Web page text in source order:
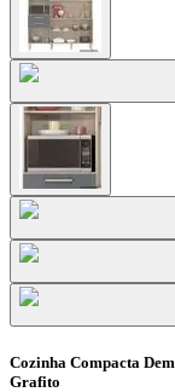
Cozinha Compacta
Grafito